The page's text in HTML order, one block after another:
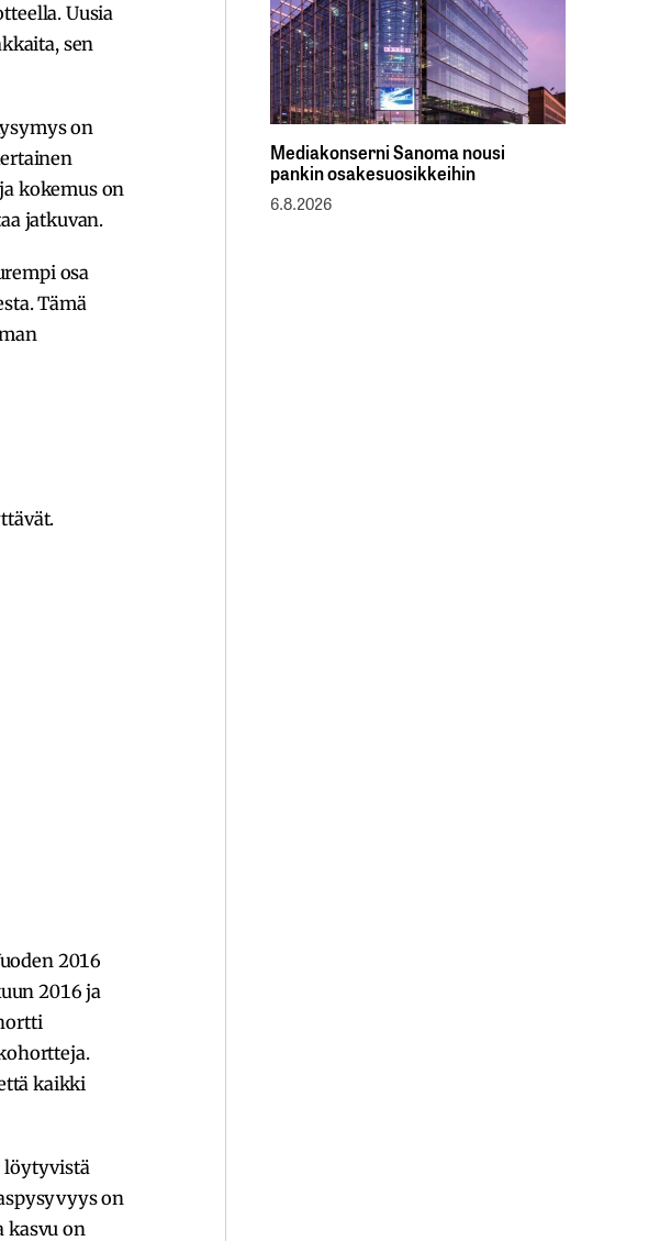
Uusia
sen
on
kokemus on
jatkuvan.
osa
Tämä
2016
2016 ja
kaikki
löytyvistä
on
kasvu on
Mediakonserni Sanoma nousi
pankin osakesuosikkeihin
6.8.2026